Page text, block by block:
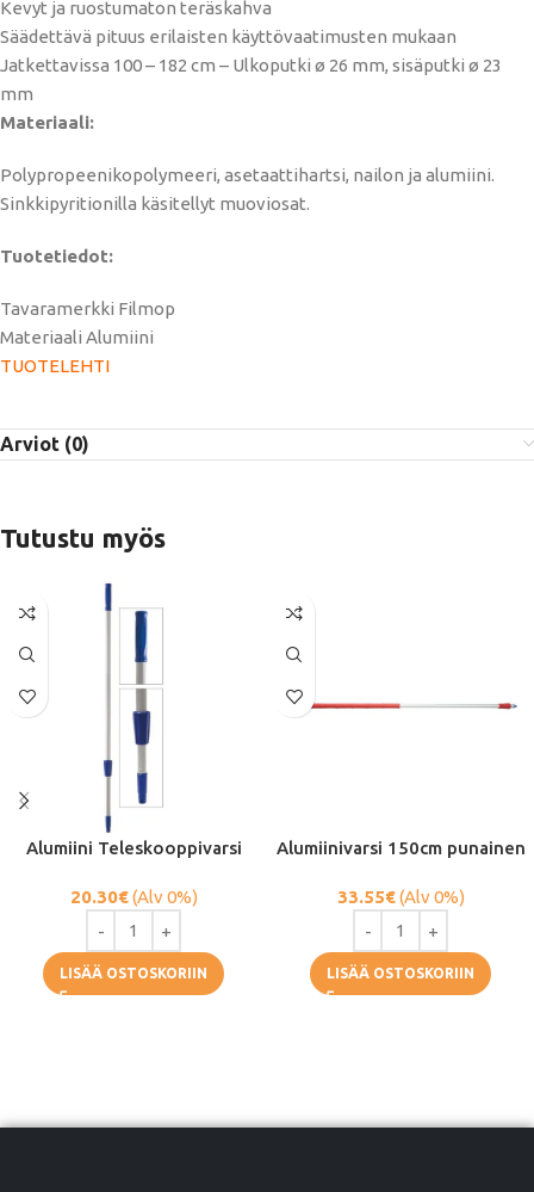
Kevyt ja ruostumaton teräskahva
Säädettävä pituus erilaisten käyttövaatimusten mukaan
Jatkettavissa 100 – 182 cm – Ulkoputki ø 26 mm, sisäputki ø 23
mm
Materiaali:
Polypropeenikopolymeeri, asetaattihartsi, nailon ja alumiini.
Sinkkipyritionilla käsitellyt muoviosat.
Tuotetiedot:
Tavaramerkki Filmop
Materiaali Alumiini
TUOTELEHTI
Arviot (0)
Tutustu myös
Alumiini Teleskooppivarsi
20.30€(Alv 0%)
LISÄÄ OSTOSKORIIN
Alumiinivarsi 150cm punainen
33.55€(Alv 0%)
LISÄÄ OSTOSKORIIN